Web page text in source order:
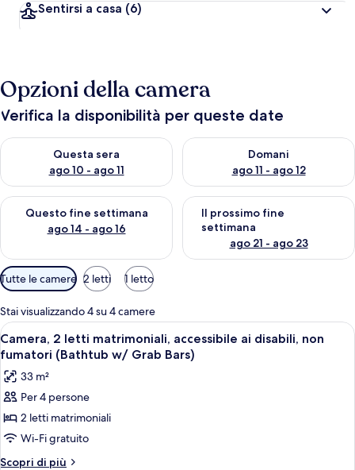
Sentirsi a casa (6)
Opzioni della camera
Verifica la disponibilità per queste date
Questa sera
ago 10 - ago 11
Verifica la disponibilità per questa sera, ago 10 - ago 11
Domani
ago 11 - ago 12
Verifica la disponibilità per
Questo fine settimana
ago 14 - ago 16
Verifica la disponibilità per questo fine settimana, ago 14 -
Il prossimo fine
settimana
ago 21 - ago 23
Verifica la disponibilità per il
Filtri
disponibili
per
le
camere
Tutte le camere 2 letti 1 letto
Stai visualizzando 4 su 4 camere
Apri
tutte
le
foto
per
Camera,
2
letti
Biancheria da letto di alta qualità,
22
Camera, 2 letti matrimoniali, accessibile ai disabili, non
fumatori (Bathtub w/ Grab Bars)
33 m²
Per 4 persone
2 letti matrimoniali
Wi-Fi gratuito
Scopri di più
Altri